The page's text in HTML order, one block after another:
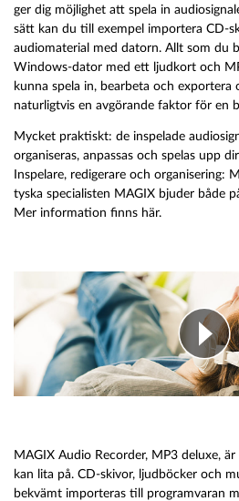
ger dig möjlighet att spela in
sätt kan du till exempel importera CD-
audiomaterial med datorn. Allt som du
Windows-dator med ett ljudkort och
kunna spela in, bearbeta och exportera
naturligtvis en avgörande faktor för en
Mycket praktiskt: de inspelade
organiseras, anpassas och spelas upp
Inspelare, redigerare och organisering:
tyska specialisten MAGIX bjuder både
Mer information finns här.
MAGIX Audio Recorder, MP3 deluxe,
kan lita på. CD-skivor, ljudböcker och
bekvämt importeras till programvaran